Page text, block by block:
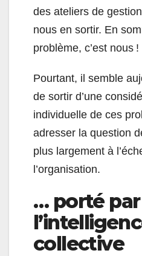
des ateliers de
nous en sortir. En
problème, c’est nous !
Pourtant, il semble
de sortir d’une
individuelle de ces
adresser la question
plus largement à
l’organisation.
… porté par
collective